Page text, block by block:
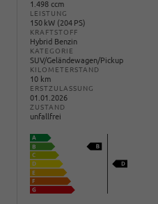
1.498 ccm
LEISTUNG
150 kW (204 PS)
KRAFTSTOFF
Hybrid Benzin
KATEGORIE
SUV/Geländewagen/Pickup
KILOMETERSTAND
10 km
ERSTZULASSUNG
01.01.2026
ZUSTAND
unfallfrei